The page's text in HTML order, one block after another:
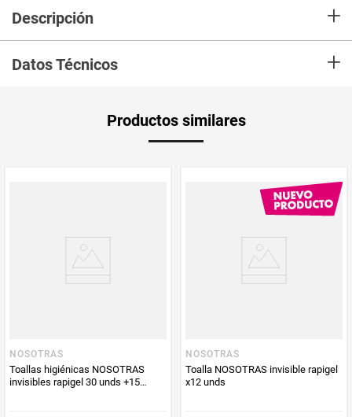
Descripción +
Datos Técnicos +
Productos similares
NOSOTRAS
Toallas higiénicas NOSOTRAS
invisibles rapigel 30 unds +15
NOSOTRAS
Toalla NOSOTRAS invisible rapigel
x12 unds